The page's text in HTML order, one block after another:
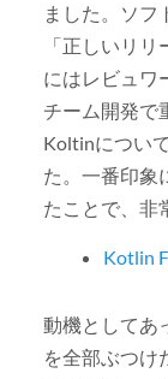
ました。ソフ
「正しいリ
にはレビュワ
チーム開発で
Koltinについ
た。一番印象
たことで、非
Kotlin
動機としてあ
を全部ぶつけ